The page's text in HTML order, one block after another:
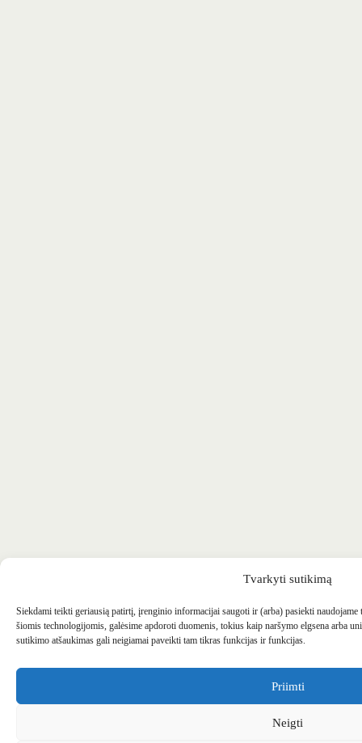
Tvarkyti sutikimą
Siekdami teikti geriausią patirtį, įrenginio informacijai saugoti ir (arba) pasiekti
šiomis technologijomis, galėsime apdoroti duomenis, tokius kaip naršymo elgsena arba
sutikimo atšaukimas gali neigiamai paveikti tam tikras funkcijas ir funkcijas.
Priimti
Neigti